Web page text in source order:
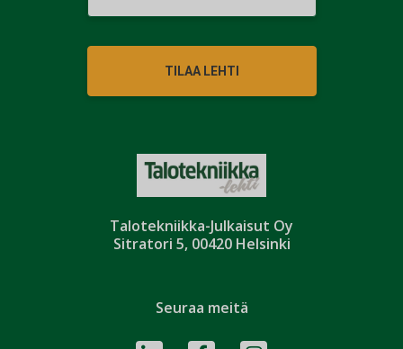
Talotekniikka-Julkaisut Oy
Sitratori 5, 00420 Helsinki
TILAA LEHTI
Seuraa meitä